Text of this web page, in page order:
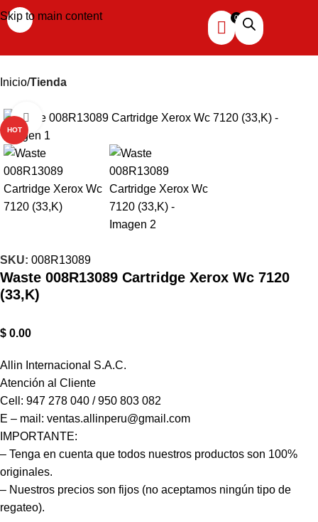
Skip to main content
Inicio Tienda
HOT
Haga clic para ampliar
SKU: 008R13089
Waste 008R13089 Cartridge Xerox Wc 7120
(33,K)
$ 0.00
Allin Internacional S.A.C.
Atención al Cliente
Cell: 947 278 040 / 950 803 082
E – mail: ventas.allinperu@gmail.com
IMPORTANTE:
– Tenga en cuenta que todos nuestros productos son 100%
originales.
– Nuestros precios son fijos (no aceptamos ningún tipo de
regateo).